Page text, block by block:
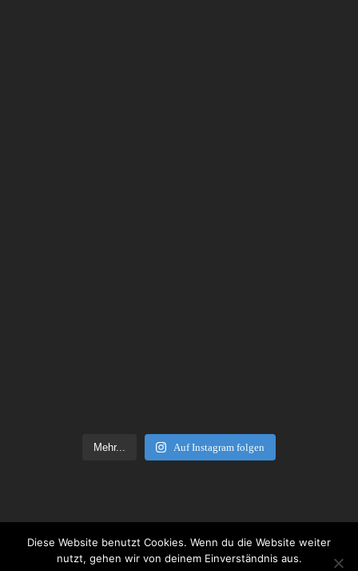
Mehr... Auf Instagram folgen
© 2026 Mobile Medienschule Stuttgart Ost.
Diese Website benutzt Cookies. Wenn du die Website weiter
nutzt, gehen wir von deinem Einverständnis aus.